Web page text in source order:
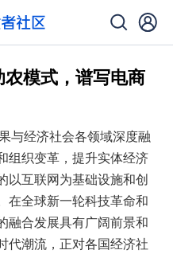
模式，谱写电商
与经济社会各领域深度融
组织变革，提升实体经济
以互联网为基础设施和创
在全球新一轮科技革命和
融合发展具有广阔前景和
代潮流，正对各国经济社